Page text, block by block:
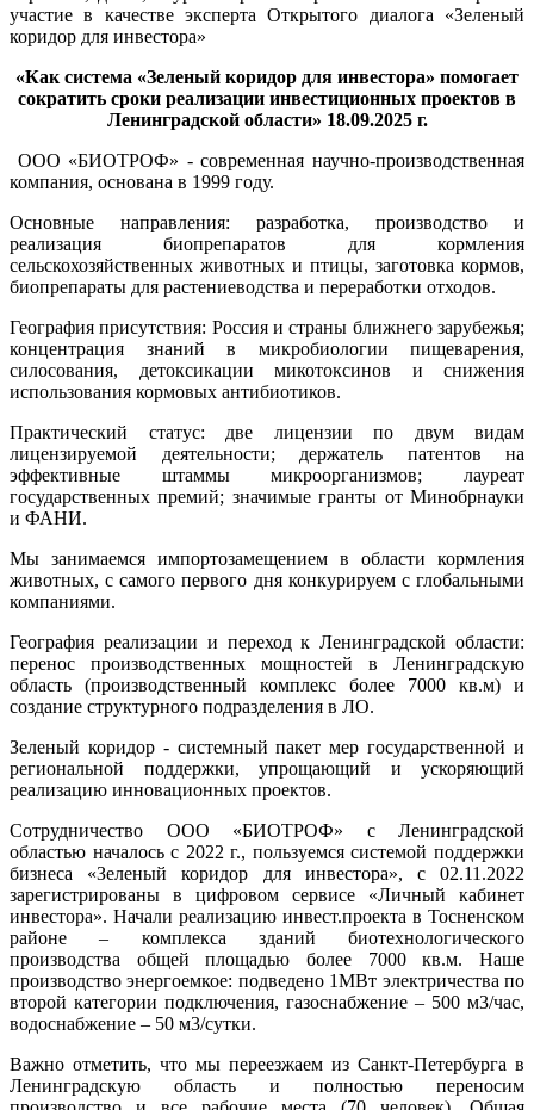
участие в качестве эксперта Открытого диалога «Зеленый
коридор для инвестора»
«Как система «Зеленый коридор для инвестора» помогает
сократить сроки реализации инвестиционных проектов в
Ленинградской области» 18.09.2025 г.
ООО «БИОТРОФ» - современная научно-производственная
компания, основана в 1999 году.
Основные направления: разработка, производство и
реализация биопрепаратов для кормления
сельскохозяйственных животных и птицы, заготовка кормов,
биопрепараты для растениеводства и переработки отходов.
География присутствия: Россия и страны ближнего зарубежья;
концентрация знаний в микробиологии пищеварения,
силосования, детоксикации микотоксинов и снижения
использования кормовых антибиотиков.
Практический статус: две лицензии по двум видам
лицензируемой деятельности; держатель патентов на
эффективные штаммы микроорганизмов; лауреат
государственных премий; значимые гранты от Минобрнауки
и ФАНИ.
Мы занимаемся импортозамещением в области кормления
животных, с самого первого дня конкурируем с глобальными
компаниями.
География реализации и переход к Ленинградской области:
перенос производственных мощностей в Ленинградскую
область (производственный комплекс более 7000 кв.м) и
создание структурного подразделения в ЛО.
Зеленый коридор - системный пакет мер государственной и
региональной поддержки, упрощающий и ускоряющий
реализацию инновационных проектов.
Сотрудничество ООО «БИОТРОФ» с Ленинградской
областью началось с 2022 г., пользуемся системой поддержки
бизнеса «Зеленый коридор для инвестора», с 02.11.2022
зарегистрированы в цифровом сервисе «Личный кабинет
инвестора». Начали реализацию инвест.проекта в Тосненском
районе – комплекса зданий биотехнологического
производства общей площадью более 7000 кв.м. Наше
производство энергоемкое: подведено 1МВт электричества по
второй категории подключения, газоснабжение – 500 м3/час,
водоснабжение – 50 м3/сутки.
Важно отметить, что мы переезжаем из Санкт-Петербурга в
Ленинградскую область и полностью переносим